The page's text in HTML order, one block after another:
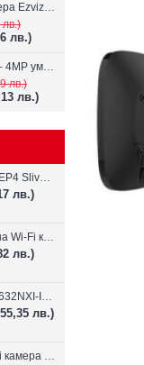
4MP Wi-Fi камерa Ezviz CS-H3c с микрофон и говорител
лв.)
Ezviz CS-H90 – 4MP умна Wi-Fi камера, два обектива и цветен нощен
лв.)
лв.)
8MP Ezviz CS-EP4 Sliver Wi-Fi видеодомофон
лв.)
6MP панорамна Wi-Fi камерa Ezviz CS-E4p
лв.)
Hikvision DS-9632NXI-I8/VPro – 32-канален NVR с интелигентен AI анализ
лв.)
2* 3MP IP Wi-Fi камера Dahua P3D-3F-PV-P-0280B/0600B-PRO